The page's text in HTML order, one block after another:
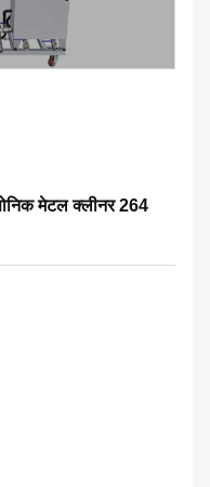
मेटल क्लीनर 264